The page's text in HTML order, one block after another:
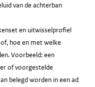
van de achterban
en uitwisselprofiel
hoe en met welke
Voorbeeld: een
of voorgestelde
belegd worden in een ad